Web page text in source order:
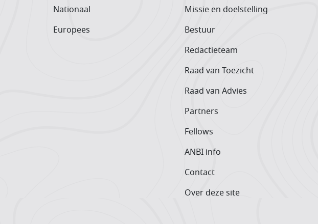
Nationaal
Europees
Missie en doelstelling
Bestuur
Redactieteam
Raad van Toezicht
Raad van Advies
Partners
Fellows
ANBI info
Contact
Over deze site